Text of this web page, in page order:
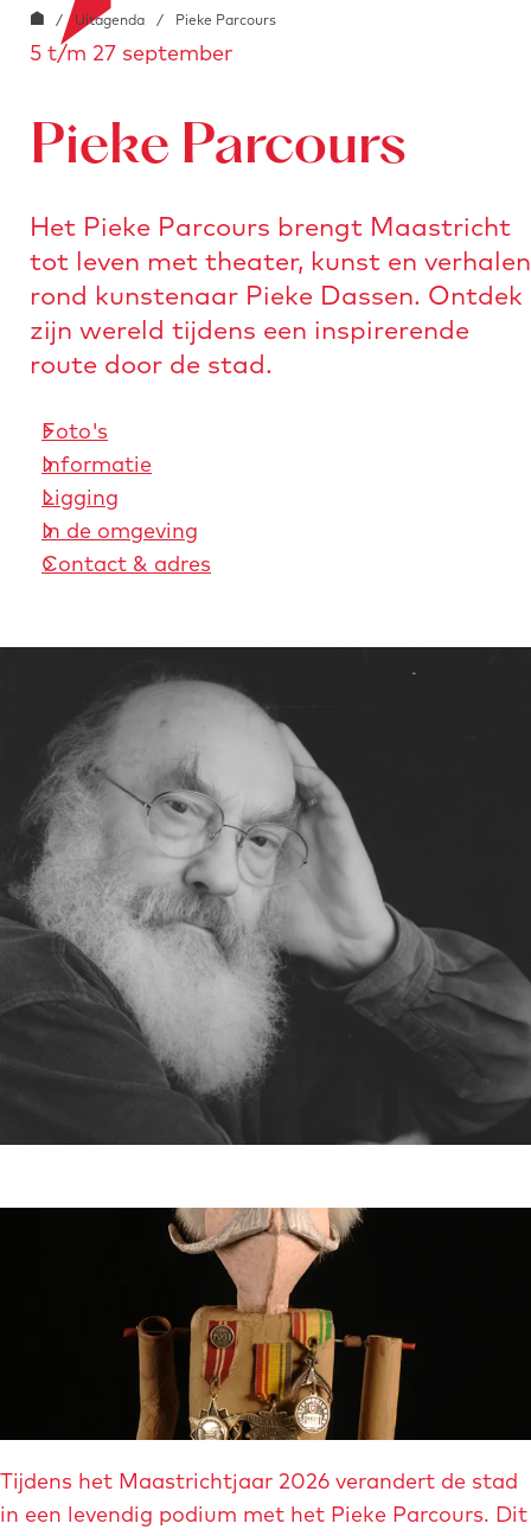
G
a
a
d
o
m
/ Uitagenda / Pieke Parcours
Pieke Parcours
5 t/m 27 september
Het Pieke Parcours brengt Maastricht
tot leven met theater, kunst en verhalen
rond kunstenaar Pieke Dassen. Ontdek
zijn wereld tijdens een inspirerende
route door de stad.
o
t
r
e
n
i
a
l
o
k
.
i
m
a
Foto's
Informatie
Ligging
In de omgeving
Contact & adres
p
p
m
e
m
o
c
k
O
p
Tijdens het Maastrichtjaar 2026 verandert de stad
in een levendig podium met het Pieke Parcours. Dit